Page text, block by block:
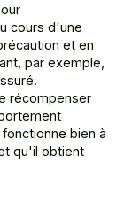
cours d'une
et en
par exemple,
récompenser
bien à
qu'il obtient